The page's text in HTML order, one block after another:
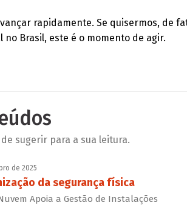
rapidamente. Se quisermos, de
Brasil, este é o momento de agir.
sugerir para a sua leitura.
de 2025
da segurança física
Apoia a Gestão de Instalações